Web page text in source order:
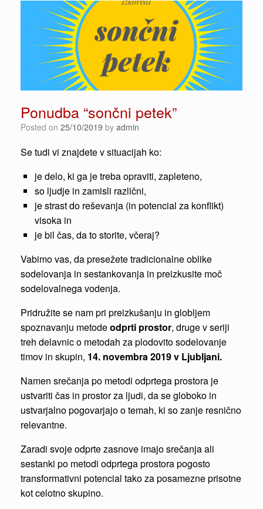
Ponudba “sončni petek”
Posted on 25/10/2019 by admin
Se tudi vi znajdete v situacijah ko:
je delo, ki ga je treba opraviti, zapleteno,
so ljudje in zamisli različni,
je strast do reševanja (in potencial za konflikt)
visoka in
je bil čas, da to storite, včeraj?
Vabimo vas, da presežete tradicionalne oblike
sodelovanja in sestankovanja in preizkusite moč
sodelovalnega vodenja.
Pridružite se nam pri preizkušanju in globljem
spoznavanju metodeodprti prostor, druge v seriji
treh delavnic o metodah za plodovito sodelovanje
timov in skupin, 14. novembra 2019 v Ljubljani.
Namen srečanja po metodi odprtega prostora je
ustvariti čas in prostor za ljudi, da se globoko in
ustvarjalno pogovarjajo o temah, ki so zanje resnično
relevantne.
Zaradi svoje odprte zasnove imajo srečanja ali
sestanki po metodi odprtega prostora pogosto
transformativni potencial tako za posamezne prisotne
kot celotno skupino.